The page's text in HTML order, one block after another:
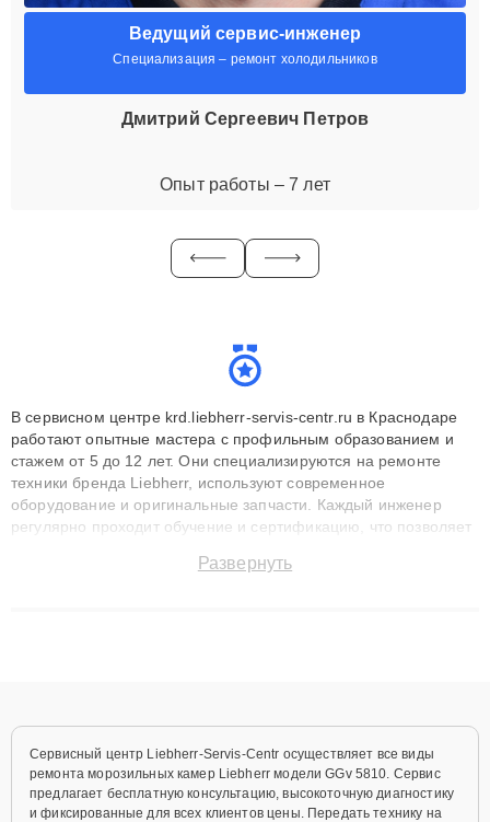
Ведущий сервис-инженер
Специализация – ремонт холодильников
Дмитрий Сергеевич Петров
Опыт работы – 7 лет
В сервисном центре krd.liebherr-servis-centr.ru в Краснодаре
работают опытные мастера с профильным образованием и
стажем от 5 до 12 лет. Они специализируются на ремонте
техники бренда Liebherr, используют современное
оборудование и оригинальные запчасти. Каждый инженер
регулярно проходит обучение и сертификацию, что позволяет
технику с сохранением гарантии до 3 лет. Наши мастера
Развернуть
Сервисный центр Liebherr-Servis-Centr осуществляет все виды
ремонта морозильных камер Liebherr модели GGv 5810. Сервис
предлагает бесплатную консультацию, высокоточную диагностику
и фиксированные для всех клиентов цены. Передать технику на